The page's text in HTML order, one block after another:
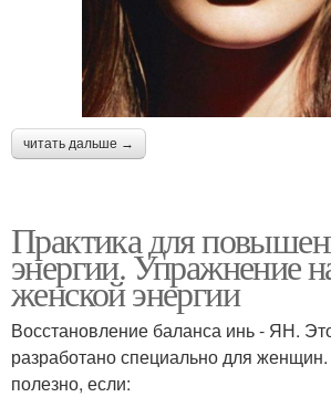
читать дальше →
Практика для
энергии. Упражнение
женской энергии
Восстановление баланса инь - ЯН.
разработано специально для
полезно, если: